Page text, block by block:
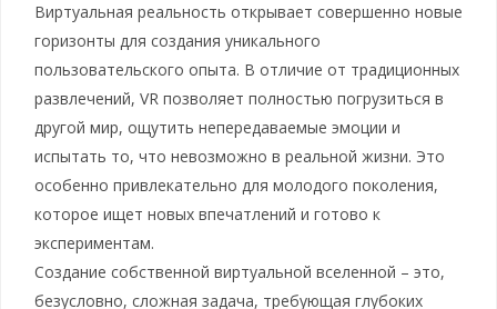
Виртуальная реальность открывает совершенно новые
горизонты для создания уникального
пользовательского опыта. В отличие от традиционных
развлечений, VR позволяет полностью погрузиться в
другой мир, ощутить непередаваемые эмоции и
испытать то, что невозможно в реальной жизни. Это
особенно привлекательно для молодого поколения,
которое ищет новых впечатлений и готово к
экспериментам.
Создание собственной виртуальной вселенной – это,
безусловно, сложная задача, требующая глубоких